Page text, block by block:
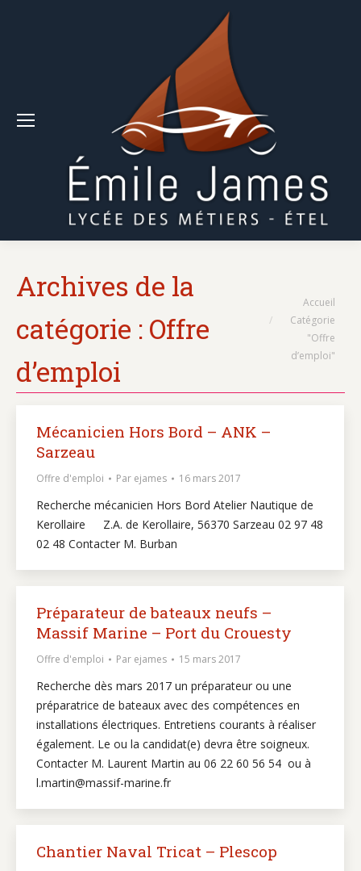
Archives de la
catégorie : Offre
d’emploi
Vous êtes ici :
Accueil
Catégorie
"Offre
d’emploi"
Mécanicien Hors Bord – ANK –
Sarzeau
Offre d'emploi Par ejames 16 mars 2017
Recherche mécanicien Hors Bord Atelier Nautique de
Kerollaire Z.A. de Kerollaire, 56370 Sarzeau 02 97 48
02 48 Contacter M. Burban
Préparateur de bateaux neufs –
Massif Marine – Port du Crouesty
Offre d'emploi Par ejames 15 mars 2017
Recherche dès mars 2017 un préparateur ou une
préparatrice de bateaux avec des compétences en
installations électriques. Entretiens courants à réaliser
également. Le ou la candidat(e) devra être soigneux.
Contacter M. Laurent Martin au 06 22 60 56 54 ou à
l.martin@massif-marine.fr
Chantier Naval Tricat – Plescop